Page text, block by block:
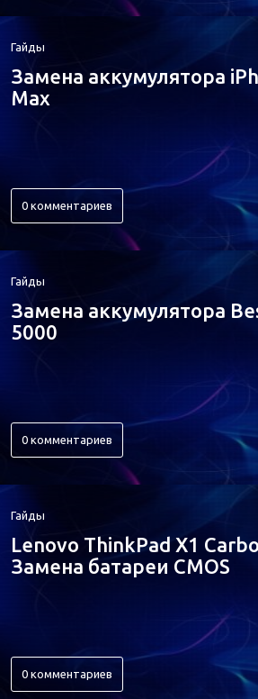
Гайды
Замена аккумулятора
Max
0 комментариев
Гайды
Замена аккумулятора
5000
0 комментариев
Гайды
Lenovo ThinkPad X1
Замена батареи CMOS
0 комментариев